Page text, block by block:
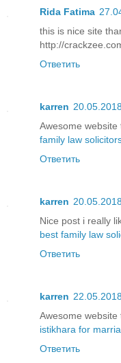
Rida Fatima
this is nice site
http://
Ответить
karren
Awesome
family law
Ответить
karren
Nice post i really
best family law
Ответить
karren
Awesome website
istikhara for
Ответить